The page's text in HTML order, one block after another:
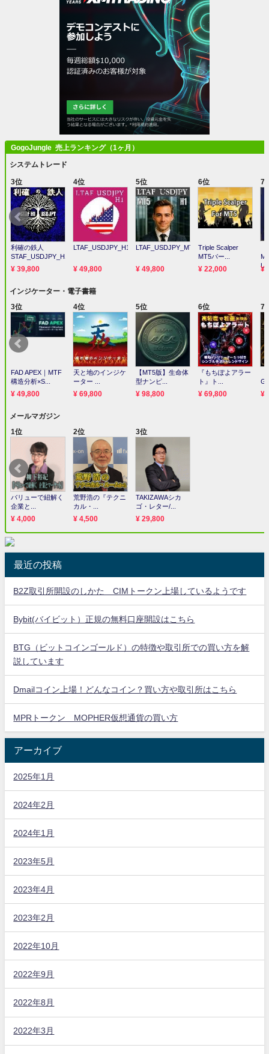
最近の投稿
B2Z取引所開設のしかた CIMトークン上場しているようです
Bybit(バイビット）正規の無料口座開設はこちら
BTG（ビットコインゴールド）の特徴や取引所での買い方を解
説しています
Dmailコイン上場！どんなコイン？買い方や取引所はこちら
MPRトークン MOPHER仮想通貨の買い方
アーカイブ
2025年1月
2024年2月
2024年1月
2023年5月
2023年4月
2023年2月
2022年10月
2022年9月
2022年8月
2022年3月